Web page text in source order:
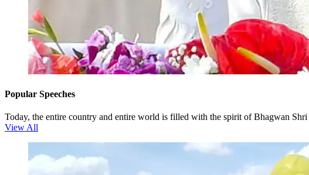
Popular Speeches
Today, the entire country and entire world is filled with the spirit of Bhagwan
View All